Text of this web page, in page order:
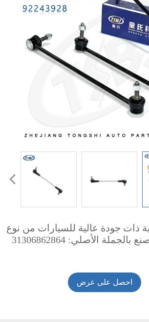
ذات جودة عالية للسيارات من نوع
احصل على عرض